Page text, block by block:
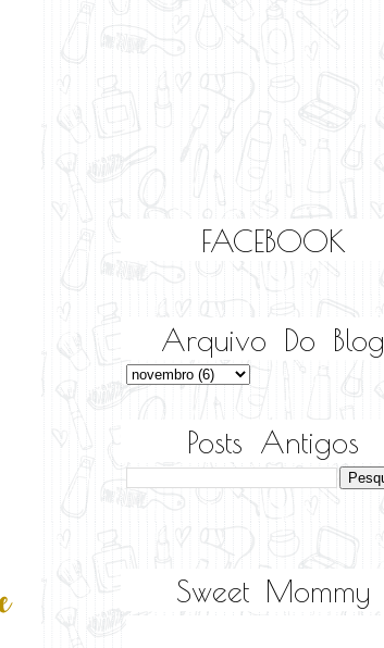
FACEBOOK
Arquivo Do Blog
Posts Antigos
Sweet Mommy